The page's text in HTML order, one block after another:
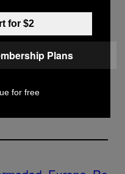
la aplicación de
y gravar
en Twitter:
for $2
Plans
for free